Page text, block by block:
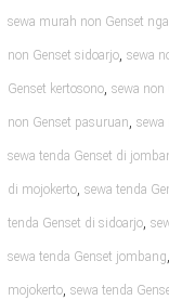
sewa murah non Genset
non Genset sidoarjo, sewa
Genset kertosono, sewa non
non Genset pasuruan, sewa
sewa tenda Genset di
di mojokerto, sewa tenda
tenda Genset di sidoarjo,
sewa tenda Genset jombang,
mojokerto, sewa tenda